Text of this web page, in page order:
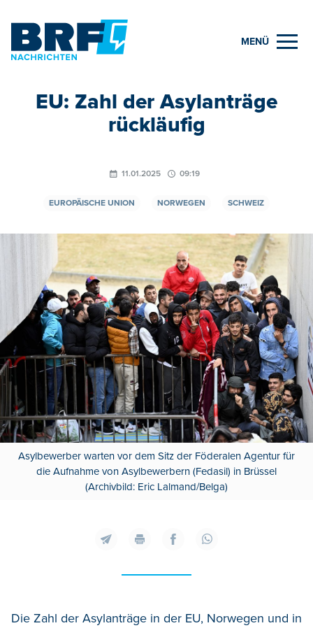
MENÜ
EU: Zahl der Asylanträge
rückläufig
11.01.2025 09:19
EUROPÄISCHE UNION NORWEGEN SCHWEIZ
Asylbewerber warten vor dem Sitz der Föderalen Agentur für
die Aufnahme von Asylbewerbern (Fedasil) in Brüssel
(Archivbild: Eric Lalmand/Belga)
Die Zahl der Asylanträge in der EU, Norwegen und in